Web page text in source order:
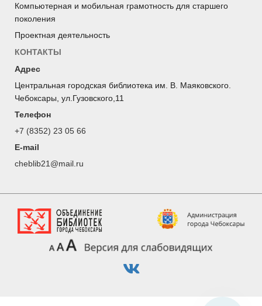
Компьютерная и мобильная грамотность для старшего
поколения
Проектная деятельность
КОНТАКТЫ
Адрес
Центральная городская библиотека им. В. Маяковского.
Чебоксары, ул.Гузовского,11
Телефон
+7 (8352) 23 05 66
E-mail
cheblib21@mail.ru